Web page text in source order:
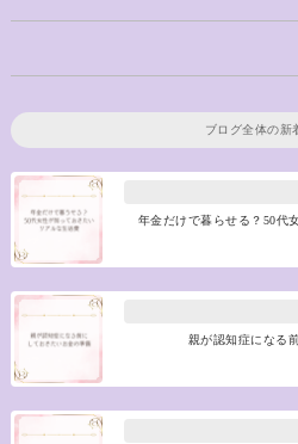
ブログ全体の新
年金だけで暮らせる？50代
親が認知症になる